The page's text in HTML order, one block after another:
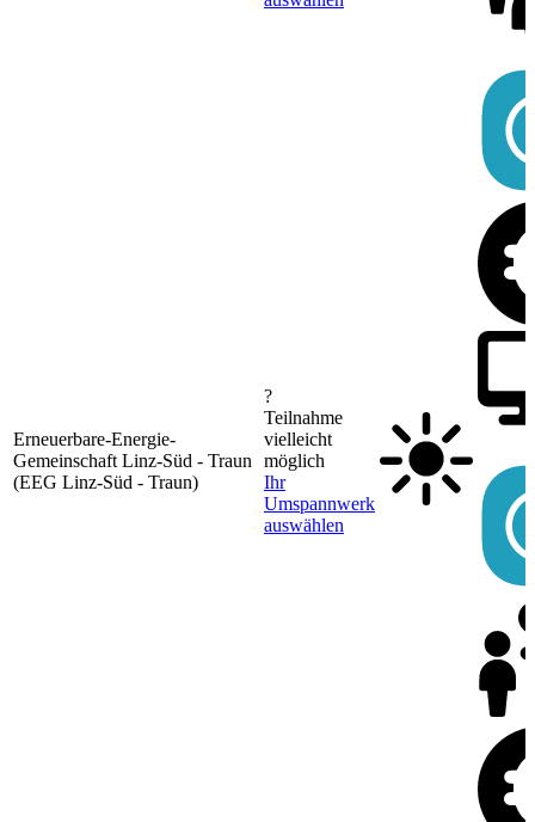
Erneuerbare-Energie-
Gemeinschaft Linz-Süd - Traun
(EEG Linz-Süd - Traun)
?
Teilnahme
vielleicht
möglich
Ihr
Umspannwerk
auswählen